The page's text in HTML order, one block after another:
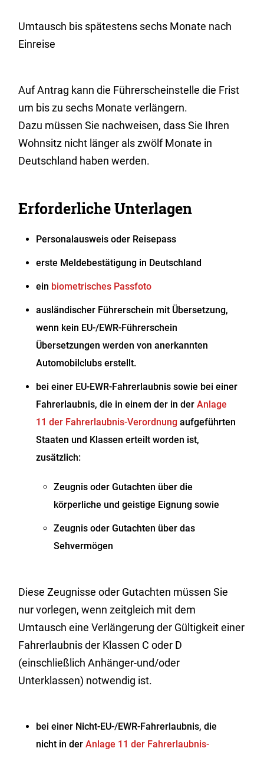
Umtausch bis spätestens sechs Monate nach
Einreise
Auf Antrag kann die Führerscheinstelle die Frist
um bis zu sechs Monate verlängern.
Dazu müssen Sie nachweisen, dass Sie Ihren
Wohnsitz nicht länger als zwölf Monate in
Deutschland haben werden.
Erforderliche Unterlagen
Personalausweis oder Reisepass
erste Meldebestätigung in Deutschland
ein biometrisches Passfoto
ausländischer Führerschein mit Übersetzung,
wenn kein EU-/EWR-Führerschein
Übersetzungen werden von anerkannten
Automobilclubs erstellt.
bei einer EU-EWR-Fahrerlaubnis sowie bei einer
Fahrerlaubnis, die in einem der in derAnlage
11 der Fahrerlaubnis-Verordnung aufgeführten
Staaten und Klassen erteilt worden ist,
zusätzlich:
Zeugnis oder Gutachten über die
körperliche und geistige Eignung sowie
Zeugnis oder Gutachten über das
Sehvermögen
Diese Zeugnisse oder Gutachten müssen Sie
nur vorlegen, wenn zeitgleich mit dem
Umtausch eine Verlängerung der Gültigkeit einer
Fahrerlaubnis der Klassen C oder D
(einschließlich Anhänger-und/oder
Unterklassen) notwendig ist.
bei einer Nicht-EU-/EWR-Fahrerlaubnis, die
nicht in derAnlage 11 der Fahrerlaubnis-